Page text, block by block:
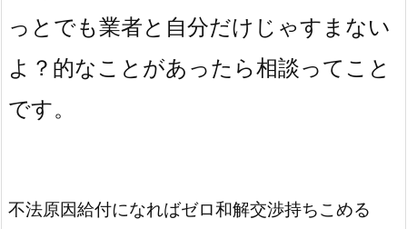
っとでも業者と自分だけじゃすまない
よ？的なことがあったら相談ってこと
です。
不法原因給付になればゼロ和解交渉持ちこめる